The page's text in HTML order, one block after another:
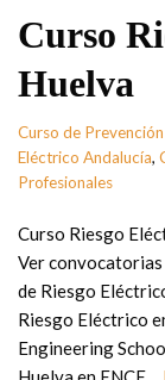
Curso
Huelva
Curso de
Eléctrico Andalucía,
Profesionales
Curso Riesgo
Ver
de Riesgo
Riesgo Eléctrico
Engineering